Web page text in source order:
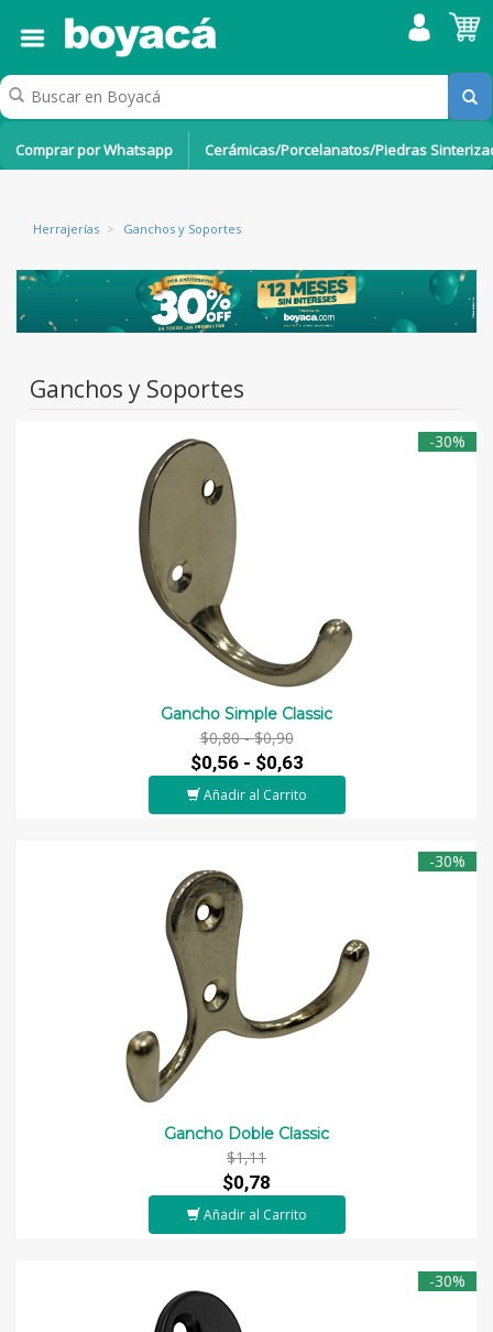
Comprar por Whatsapp Cerámicas/Porcelanatos/Piedras
Herrajerías > Ganchos y Soportes
Ganchos y Soportes
-30%
Gancho Simple Classic
$0,80 -$0,90
$0,56 - $0,63
Añadir al Carrito
-30%
Gancho Doble Classic
$1,11
$0,78
Añadir al Carrito
-30%